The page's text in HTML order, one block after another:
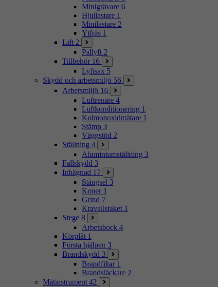
Minigrävare 6
Hjullastare 1
Minilastare 2
Ytfräs 1
Lift 2
Pallyft 2
Tillbehör 16
Lyftsax 5
Skydd och arbetsmiljö 56
Arbetsmiljö 16
Luftrenare 4
Luftkonditionering 1
Kolmonoxidmätare 1
Stämp 3
Väggstöd 2
Ställning 4
Aluminiumställning 3
Fallskydd 3
Inhägnad 17
Stängsel 3
Koner 1
Grind 7
Kravallstaket 1
Stege 8
Arbetsbock 4
Körplåt 1
Första hjälpen 3
Brandskydd 3
Brandfiltar 1
Brandsläckare 2
Mätinstrument 42